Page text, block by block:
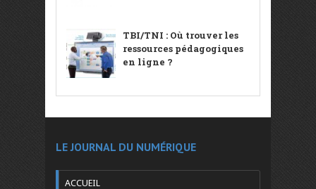
TBI/TNI : Où trouver les
ressources pédagogiques
en ligne ?
LE JOURNAL DU NUMÉRIQUE
ACCUEIL